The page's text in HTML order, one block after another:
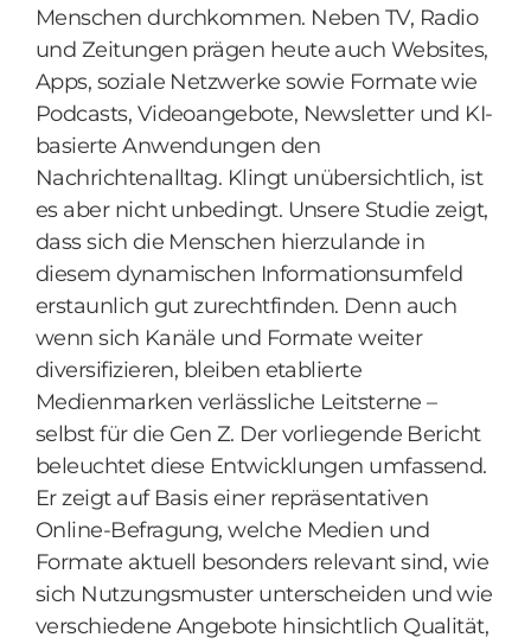
Menschen durchkommen. Neben TV, Radio
und Zeitungen prägen heute auch Websites,
Apps, soziale Netzwerke sowie Formate wie
Podcasts, Videoangebote, Newsletter und KI-
basierte Anwendungen den
Nachrichtenalltag. Klingt unübersichtlich, ist
es aber nicht unbedingt. Unsere Studie zeigt,
dass sich die Menschen hierzulande in
diesem dynamischen Informationsumfeld
erstaunlich gut zurechtfinden. Denn auch
wenn sich Kanäle und Formate weiter
diversifizieren, bleiben etablierte
Medienmarken verlässliche Leitsterne –
selbst für die Gen Z. Der vorliegende Bericht
beleuchtet diese Entwicklungen umfassend.
Er zeigt auf Basis einer repräsentativen
Online-Befragung, welche Medien und
Formate aktuell besonders relevant sind, wie
sich Nutzungsmuster unterscheiden und wie
verschiedene Angebote hinsichtlich Qualität,